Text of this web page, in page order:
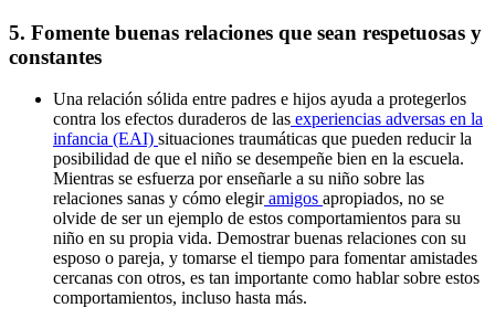
5. Fomente buenas relaciones que sean respetuosas y
constantes
Una relación sólida entre padres e hijos ayuda a protegerlos
contra los efectos duraderos de las experiencias adversas en la
infancia (EAI) situaciones traumáticas que pueden reducir la
posibilidad de que el niño se desempeñe bien en la escuela.
Mientras se esfuerza por enseñarle a su niño sobre las
relaciones sanas y cómo elegir amigos apropiados, no se
olvide de ser un ejemplo de estos comportamientos para su
niño en su propia vida. Demostrar buenas relaciones con su
esposo o pareja, y tomarse el tiempo para fomentar amistades
cercanas con otros, es tan importante como hablar sobre estos
comportamientos, incluso hasta más.